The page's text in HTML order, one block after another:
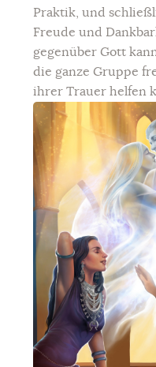
Praktik, und
Freude und
gegenüber Gott
die ganze Gruppe
ihrer Trauer helfen